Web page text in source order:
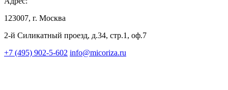
123007, г. Москва
2-й Силикатный проезд, д.34, стр.1, оф.7
+7 (495) 902-5-602 info@micoriza.ru